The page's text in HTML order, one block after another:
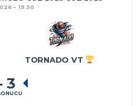
19:30
TORNADO VT
3